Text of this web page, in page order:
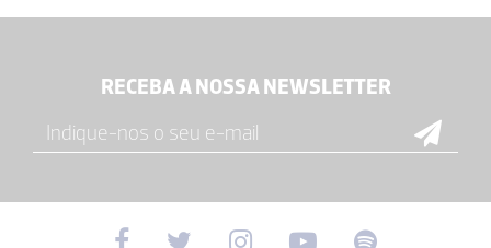
RECEBA A NOSSA NEWSLETTER